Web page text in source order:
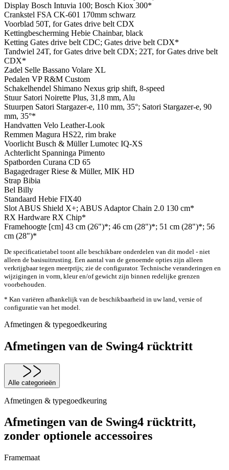
Display Bosch Intuvia 100; Bosch Kiox 300*
Crankstel FSA CK-601 170mm schwarz
Voorblad 50T, for Gates drive belt CDX
Kettingbescherming Hebie Chainbar, black
Ketting Gates drive belt CDC; Gates drive belt CDX*
Tandwiel 24T, for Gates drive belt CDX; 22T, for Gates drive belt
CDX*
Zadel Selle Bassano Volare XL
Pedalen VP R&M Custom
Schakelhendel Shimano Nexus grip shift, 8-speed
Stuur Satori Noirette Plus, 31,8 mm, Alu
Stuurpen Satori Stargazer-e, 110 mm, 35°; Satori Stargazer-e, 90
mm, 35°*
Handvatten Velo Leather-Look
Remmen Magura HS22, rim brake
Voorlicht Busch & Müller Lumotec IQ-XS
Achterlicht Spanninga Pimento
Spatborden Curana CD 65
BagagedragerRiese & Müller, MIK HD
Strap Bibia
Bel Billy
Standaard Hebie FIX40
Slot ABUS Shield X+; ABUS Adaptor Chain 2.0 130 cm*
RX Hardware RX Chip*
Framehoogte [cm] 43 cm (26")*; 46 cm (28")*; 51 cm (28")*; 56
cm (28")*
De specificatietabel toont alle beschikbare onderdelen van dit model - niet
alleen de basisuitrusting. Een aantal van de genoemde opties zijn alleen
verkrijgbaar tegen meerprijs; zie de configurator. Technische veranderingen en
wijzigingen in vorm, kleur en/of gewicht zijn binnen redelijke grenzen
voorbehouden.
* Kan variëren afhankelijk van de beschikbaarheid in uw land, versie of
configuratie van het model.
Afmetingen & typegoedkeuring
Afmetingen van de Swing4 rücktritt
Alle categorieën
Afmetingen & typegoedkeuring
Afmetingen van de Swing4 rücktritt,
zonder optionele accessoires
Framemaat